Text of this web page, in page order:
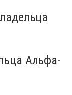
Альфа-